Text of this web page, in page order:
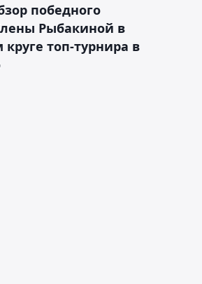
победного
Рыбакиной в
круге топ-турнира в